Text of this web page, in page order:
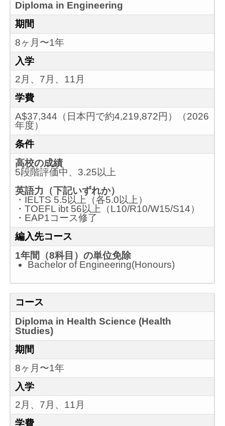
Diploma in Engineering
期間
8ヶ月〜1年
入学
2月、7月、11月
学費
A$37,344（日本円で約4,219,872円）（2026
年度）
条件
高校の成績
5段階評価中、3.25以上
英語力（下記いずれか）
・IELTS 5.5以上（各5.0以上）
・TOEFL ibt 56以上（L10/R10/W15/S14）
・EAP1コース修了
編入先コース
1年間（8科目）の単位免除
Bachelor of Engineering(Honours)
コース
Diploma in Health Science (Health
Studies)
期間
8ヶ月〜1年
入学
2月、7月、11月
学費